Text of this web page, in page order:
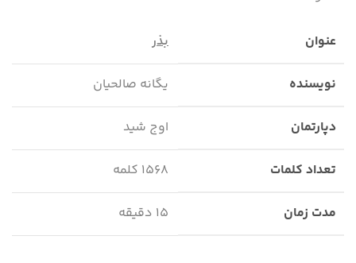
عنوان بذر
نویسنده یگانه صالحیان
دپارتمان اوج شید
تعداد کلمات ۱۵۶۸ کلمه
مدت زمان ۱۵ دقیقه